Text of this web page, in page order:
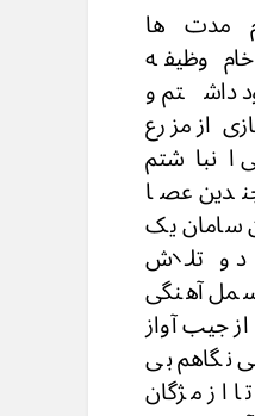
مدت ها
وظیفه
داشتم و
از مزرع
انباشتم
عصا
سامان یک
و تلاش
آهنگی
جیب آواز
نگاهم بی
از مژگان